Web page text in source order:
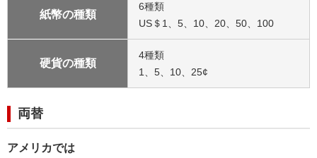
紙幣の種類
6種類
US＄1、5、10、20、50、100
硬貨の種類
4種類
1、5、10、25¢
両替
アメリカでは